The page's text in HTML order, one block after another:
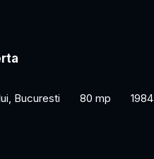
Bucuresti 80 mp 1984